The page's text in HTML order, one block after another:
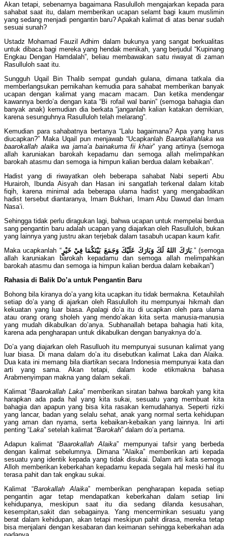
Akan tetapi, sebenarnya bagaimana Rasululloh mengajarkan kepada para
sahabat saat itu, dalam memberikan ucapan selamt bagi kaum muslimin
yang sedang menjadi pengantin baru? Apakah kalimat di atas benar sudah
sesuai sunah?
Ustadz Mohamad Fauzil Adhim dalam bukunya yang sangat berkualitas
untuk dibaca bagi mereka yang hendak menikah, yang berjudul “Kupinang
Engkau Dengan Hamdalah”, beliau membawakan satu riwayat di zaman
Rasulluloh saat itu.
Sungguh Uqail Bin Thalib sempat gundah gulana, dimana tatkala dia
memberlangsukan pernikahan kemudia para sahabat memberikan banyak
ucapan dengan kalimat yang macam macam. Dan ketika mendengar
kawannya berdo’a dengan kata “Bi rofail wal banin” (semoga bahagia dan
banyak anak) kemudian dia berkata “janganlah kalian katakan demikian,
karena sesunguhnya Rasulluloh telah melarang”.
Kemudian para sahabatnya bertanya “Lalu bagaimana? Apa yang harus
diucapkan?” Maka Uqail pun menjawab “Ucapkanlah Baarokallahlaka wa
baarokallah alaika wa jama’a bainakuma fii khair” yang artinya (semoga
allah karuniakan barokah kepadamu dan semoga allah melimpahkan
barokah atasmu dan semoga ia himpun kalian berdua dalam kebaikan”.
Hadist yang di riwayatkan oleh beberapa sahabat Nabi seperti Abu
Hurairoh, Ibunda Aisyah dan Hasan ini sangatlah terkenal dalam kitab
fiqih, karena minimal ada beberapa ulama hadist yang mengabadikan
hadist tersebut diantaranya, Imam Bukhari, Imam Abu Dawud dan Imam
Nasa’i.
Sehingga tidak perlu diragukan lagi, bahwa ucapan untuk mempelai berdua
sang pengantin baru adalah ucapan yang diajarkan oleh Rasulluloh, bukan
yang lainnya yang justru akan terjebak dalam tasabuh ucapan kaum kafir.
Maka ucapkanlah “بَارَكَ اللهُ لَكَ وَبَارَكَ عَلَيْكَ وَجَمَعَ بَيْنَكُمَا فِيْ خَيْرٍ.” (semoga
allah karuniakan barokah kepadamu dan semoga allah melimpahkan
barokah atasmu dan semoga ia himpun kalian berdua dalam kebaikan”)
Rahasia di Balik Do’a untuk Pengantin Baru
Bohong bila kiranya do’a yang kita ucapkan itu tidak bermakna. Ketauhilah
setiap do’a yang di ajarkan oleh Rasululloh itu mempunyai hikmah dan
kekuatan yang luar biasa. Apalagi do’a itu di ucapkan oleh para ulama
atau orang orang sholeh yang mendo’akan kita serta manusia-manusia
yang mudah dikabulkan do’anya. Subhanallah betapa bahagia hati kita,
karena ada pengharapan untuk dikabulkan dengan banyaknya do’a.
Do’a yang diajarkan oleh Rasulluoh itu mempunyai susunan kalimat yang
luar biasa. Di mana dalam do’a itu disebutkan kalimat Laka dan Alaika.
Dua kata ini memang bila diartikan secara Indonesia mempunyai kata dan
arti yang sama. Akan tetapi, dalam kode etikmakna bahasa
Arabmenyimpan makna yang dalam sekali.
Kalimat “Baarokallah Laka” memberikan siratan bahwa barokah yang kita
harapkan ada pada hal yang kita sukai, sesuatu yang membuat kita
bahagia dan apapun yang bisa kita rasakan kemudahanya. Seperti rizki
yang lancar, badan yang selalu sehat, anak yang normal serta kehidupan
yang aman dan nyama, serta kebaikan-kebaikan yang lainnya. Ini arti
penting “Laka” setelah kalimat “Barokah” dalam do’a pertama.
Adapun kalimat “Baarokallah Alaika” mempunyai tafsir yang berbeda
dengan kalimat sebelumnya. Dimana “Alaika” memberikan arti kepada
sesuatu yang identik kepada yang tidak disukai. Dalam arti kata semoga
Alloh memberikan keberkahan kepadamu kepada segala hal meski hal itu
terasa pahit dan tak engkau sukai.
Kalimat “Barokallah Alaika” memberikan pengharapan kepada setiap
pengantin agar tetap mendapatkan keberkahan dalam setiap lini
kehidupanya, meskipun saat itu dia sedang dilanda kesusahan,
kesempitan,sakit dan sebagainya. Yang mencerminkan sesuatu yang
berat dalam kehidupan, akan tetapi meskipun pahit dirasa, mereka tetap
bisa menjalani dengan kesabaran dan keimanan sehingga keberkahan ada